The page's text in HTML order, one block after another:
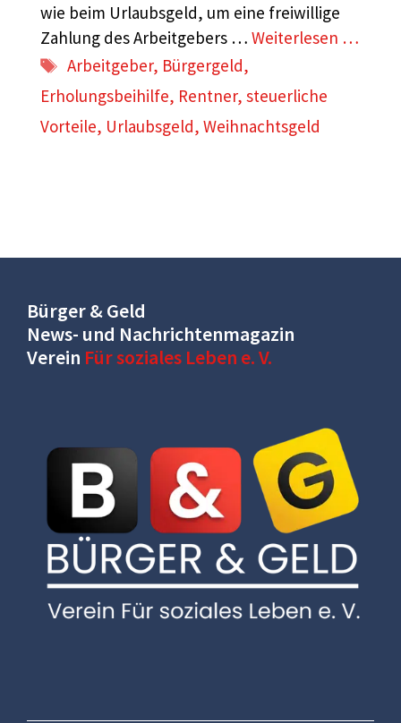
wie beim Urlaubsgeld, um eine freiwillige
Zahlung des Arbeitgebers … Weiterlesen …
Schlagwörter
Arbeitgeber, Bürgergeld,
Erholungsbeihilfe, Rentner, steuerliche
Vorteile, Urlaubsgeld, Weihnachtsgeld
Bürger & Geld
News- und Nachrichtenmagazin
Verein Für soziales Leben e. V.